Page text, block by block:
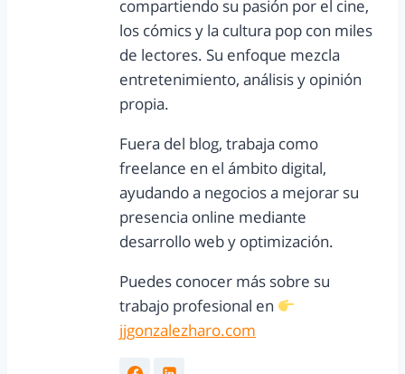
compartiendo su pasión por el cine,
los cómics y la cultura pop con miles
de lectores. Su enfoque mezcla
entretenimiento, análisis y opinión
propia.
Fuera del blog, trabaja como
freelance en el ámbito digital,
ayudando a negocios a mejorar su
presencia online mediante
desarrollo web y optimización.
Puedes conocer más sobre su
trabajo profesional en
jjgonzalezharo.com